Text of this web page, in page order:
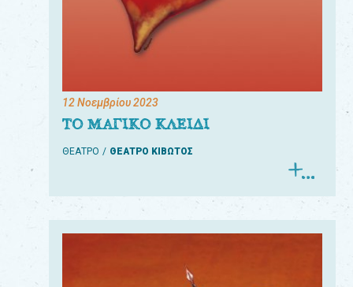
12 Νοεμβρίου 2023
ΤΟ ΜΑΓΙΚΟ ΚΛΕΙΔΙ
ΘΕΑΤΡΟ ΘΕΑΤΡΟ ΚΙΒΩΤΟΣ